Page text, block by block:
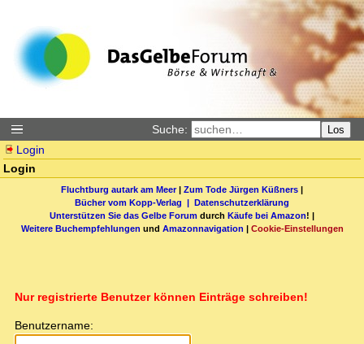
Suche: Los
Login
Login
Fluchtburg autark am Meer| Zum Tode Jürgen Küßners |
Bücher vom Kopp-Verlag | Datenschutzerklärung
Unterstützen Sie das Gelbe Forum durch Käufe bei Amazon! |
Weitere Buchempfehlungen und Amazonnavigation | Cookie-Einstellungen
Nur registrierte Benutzer können Einträge schreiben!
Benutzername: